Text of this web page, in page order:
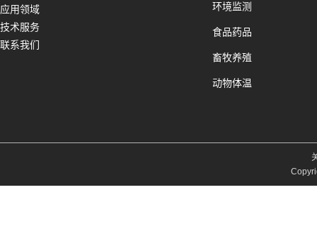
应用领域
技术服务
联系我们
环境监测
食品药品
畜牧养殖
动物体温